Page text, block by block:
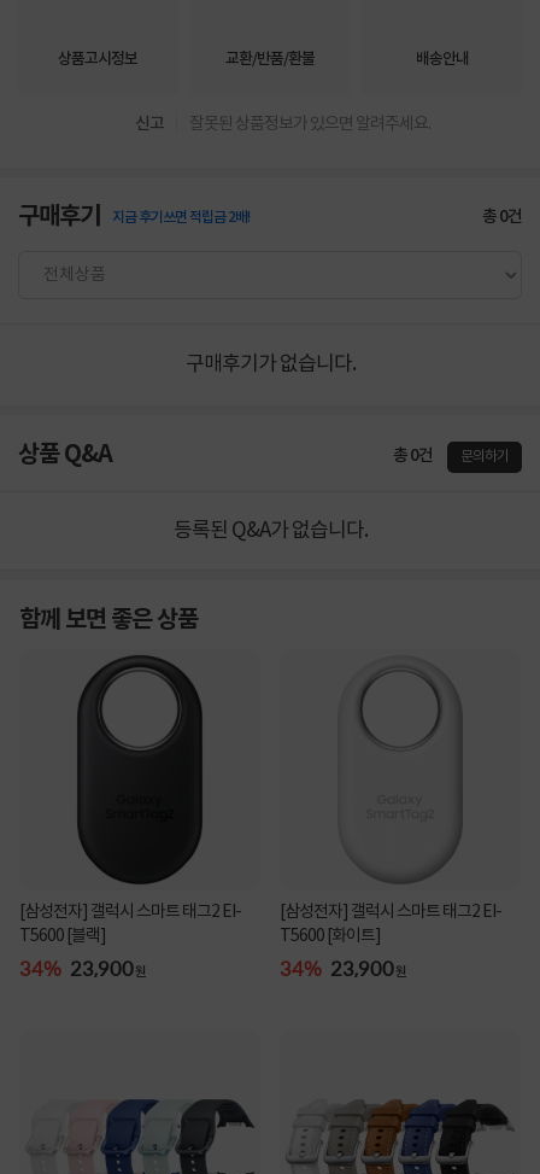
상품고시정보 교환/반품/환불 배송안내
신고 잘못된 상품정보가 있으면 알려주세요.
구매후기 지금 후기쓰면 적립금 2배! 총0건
구매후기가 없습니다.
상품 Q&A 총 0건 문의하기
등록된 Q&A가 없습니다.
함께 보면 좋은 상품
[삼성전자] 갤럭시 스마트 태그2 EI-
T5600 [블랙]
34% 23,900원
[삼성전자] 갤럭시 스마트 태그2 EI-
T5600 [화이트]
34% 23,900원